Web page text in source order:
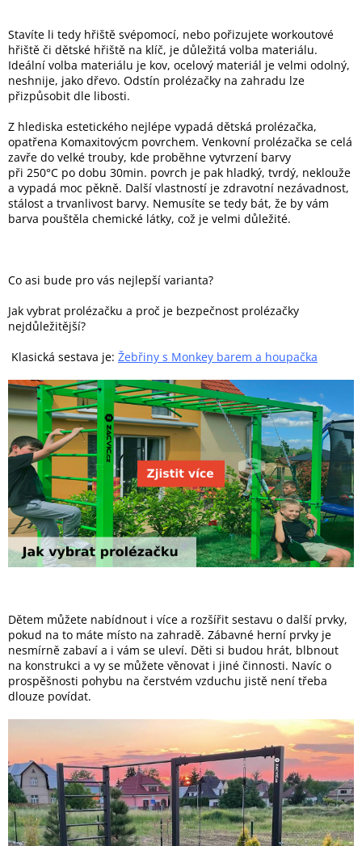
Stavíte li tedy hřiště svépomocí, nebo pořizujete workoutové
hřiště či dětské hřiště na klíč, je důležitá volba materiálu.
Ideální volba materiálu je kov, ocelový materiál je velmi odolný,
neshnije, jako dřevo. Odstín prolézačky na zahradu lze
přizpůsobit dle libosti.
Z hlediska estetického nejlépe vypadá dětská prolézačka,
opatřena Komaxitovýcm povrchem. Venkovní prolézačka se celá
zavře do velké trouby, kde proběhne vytvrzení barvy
při 250°C po dobu 30min. povrch je pak hladký, tvrdý, neklouže
a vypadá moc pěkně. Další vlastností je zdravotní nezávadnost,
stálost a trvanlivost barvy. Nemusíte se tedy bát, že by vám
barva pouštěla chemické látky, což je velmi důležité.
Co asi bude pro vás nejlepší varianta?
Jak vybrat prolézačku a proč je bezpečnost prolézačky
nejdůležitější?
Klasická sestava je: Žebřiny s Monkey barem a houpačka
Dětem můžete nabídnout i více a rozšířit sestavu o další prvky,
pokud na to máte místo na zahradě. Zábavné herní prvky je
nesmírně zabaví a i vám se uleví. Děti si budou hrát, blbnout
na konstrukci a vy se můžete věnovat i jiné činnosti. Navíc o
prospěšnosti pohybu na čerstvém vzduchu jistě není třeba
dlouze povídat.